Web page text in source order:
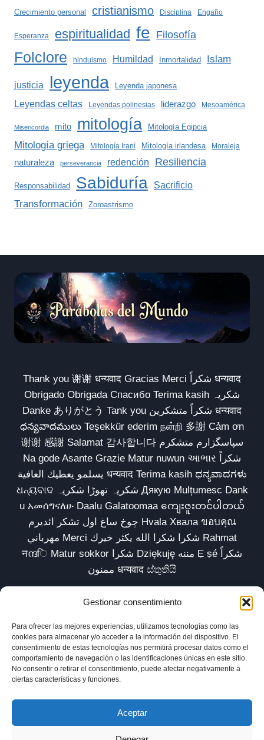
Gestionar consentimiento
Para ofrecer las mejores experiencias, utilizamos tecnologías como las
cookies para almacenar y/o acceder a la información del dispositivo. El
consentimiento de estas tecnologías nos permitirá procesar datos como el
comportamiento de navegación o las identificaciones únicas en este sitio.
No consentir o retirar el consentimiento, puede afectar negativamente a
ciertas características y funciones.
Aceptar
Crecimiento personal cristianismo Disciplina Engaño
Esperanza espiritualidad fe Filosofía
Folclore hinduismo Humildad Inmortalidad Islam
justicia leyenda Leyenda japonesa
Leyendas celtas Leyendas polinesias liderazgo Mesoamérica
Misericordia mito mitología Mitología Egipcia
Mitología griega Mitología Iraní Mitología irlandesa Moraleja
naturaleza perseverancia redención Resiliencia
Responsabilidad Sabiduría Sacrificio
Transformación Zoroastrismo
Thank you 谢谢 धन्यवाद Gracias Merci شكراً धन्यवाद
Obrigado Obrigada Спасибо Terima kasih شکریہ
Danke ありがとう Tank you شكراً متشكرين धन्यवाद
ధన్యవాదములు Teşekkür ederim நன்றி 多謝 Cảm ơn
谢谢 感謝 Salamat 감사합니다 سپاسگزارم متشکرم
Na gode Asante Grazie Matur nuwun આભાર شكراً
يسلمو يعطيك العافية धन्यवाद Terima kasih ಧನ್ಯವಾದಗಳು
ଧନ୍ୟବାଦ شکریہ تھوڑا شکریہ Дякую Mulțumesc Dank
u አመሰግናለሁ Daalụ Galatoomaa ကျေးဇူးတင်ပါတယ်
چوخ ساغ اول تشکر ائدیرم Hvala Хвала ขอบคุณ
مهرباني Merci شكرا شكرا الله يكثر خيرك Rahmat
नന്ദि Matur sokkor شكرا Dziękuję مننه Ẹ ṣé شكراً
ممنون धन्यवाद ස්තුතියි
Inicio Biblioteca Parábolas TV
Comunidad
Esencia
Blog
Política de privacidad
Aviso legal
Política de cookies (UE)